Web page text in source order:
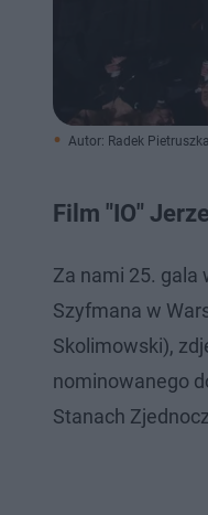
Autor: Radek
Film "IO"
Za nami 25. gala
Szyfmana w
Skolimowski),
nominowanego
Stanach